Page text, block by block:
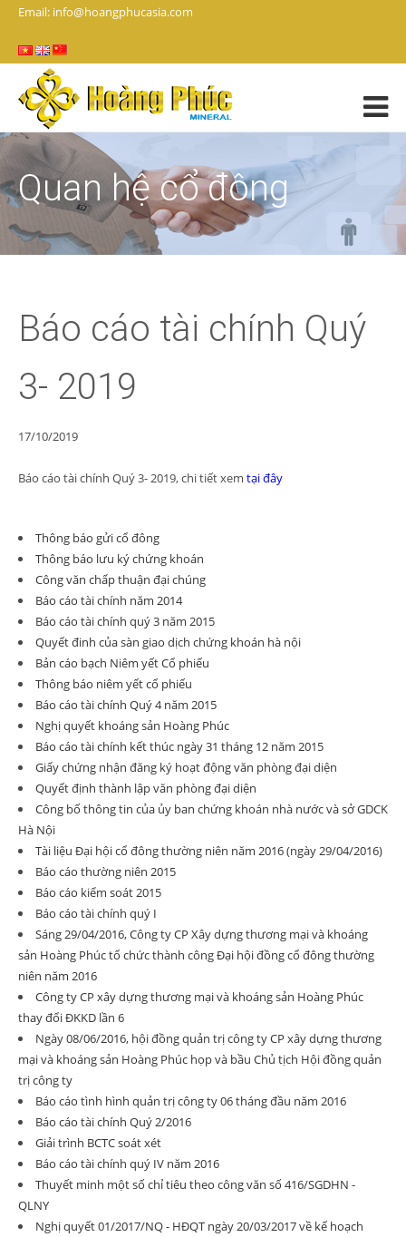
Email: info@hoangphucasia.com
Quan hệ cổ đông
Báo cáo tài chính Quý
3- 2019
17/10/2019
Báo cáo tài chính Quý 3- 2019, chi tiết xem tại đây
Thông báo gửi cổ đông
Thông báo lưu ký chứng khoán
Công văn chấp thuận đại chúng
Báo cáo tài chính năm 2014
Báo cáo tài chính quý 3 năm 2015
Quyết đinh của sàn giao dịch chứng khoán hà nội
Bản cáo bạch Niêm yết Cổ phiếu
Thông báo niêm yết cổ phiếu
Báo cáo tài chính Quý 4 năm 2015
Nghị quyết khoáng sản Hoàng Phúc
Báo cáo tài chính kết thúc ngày 31 tháng 12 năm 2015
Giấy chứng nhận đăng ký hoạt động văn phòng đại diện
Quyết định thành lập văn phòng đại diện
Công bố thông tin của ủy ban chứng khoán nhà nước và sở GDCK
Hà Nội
Tài liệu Đại hội cổ đông thường niên năm 2016 (ngày 29/04/2016)
Báo cáo thường niên 2015
Báo cáo kiểm soát 2015
Báo cáo tài chính quý I
Sáng 29/04/2016, Công ty CP Xây dựng thương mại và khoáng
sản Hoàng Phúc tổ chức thành công Đại hội đồng cổ đông thường
niên năm 2016
Công ty CP xây dựng thương mại và khoáng sản Hoàng Phúc
thay đổi ĐKKD lần 6
Ngày 08/06/2016, hội đồng quản trị công ty CP xây dựng thương
mại và khoáng sản Hoàng Phúc họp và bầu Chủ tịch Hội đồng quản
trị công ty
Báo cáo tình hình quản trị công ty 06 tháng đầu năm 2016
Báo cáo tài chính Quý 2/2016
Giải trình BCTC soát xét
Báo cáo tài chính quý IV năm 2016
Thuyết minh một số chỉ tiêu theo công văn số 416/SGDHN -
QLNY
Nghị quyết 01/2017/NQ - HĐQT ngày 20/03/2017 về kế hoạch